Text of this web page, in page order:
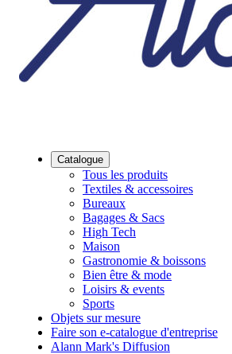
Catalogue
Tous les produits
Textiles & accessoires
Bureaux
Bagages & Sacs
High Tech
Maison
Gastronomie & boissons
Bien être & mode
Loisirs & events
Sports
Objets sur mesure
Faire son e-catalogue d'entreprise
Alann Mark's Diffusion